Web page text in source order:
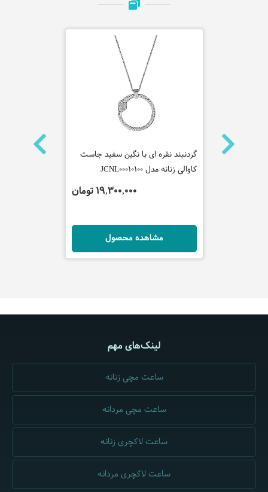
گردنبند
گردنبند نقره ای با نگین سفید جاست
کاوالی زنانه مدل JCNL00010100
19,300,000 تومان
مشاهده محصول
لینک‌های مهم
ساعت مچی زنانه
ساعت مچی مردانه
ساعت لاکچری زنانه
ساعت لاکچری مردانه